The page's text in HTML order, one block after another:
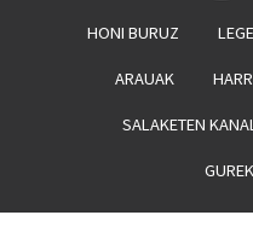
HONI BURUZ
ARAUAK
SALAKETEN